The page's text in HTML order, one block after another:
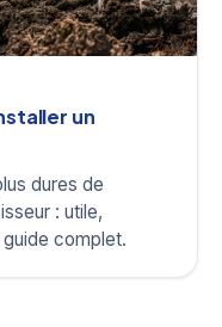
un
dures de
: utile,
complet.